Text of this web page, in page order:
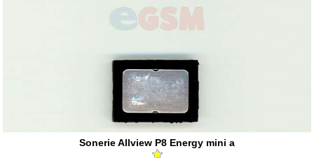
Sonerie Allview P8 Energy mini a